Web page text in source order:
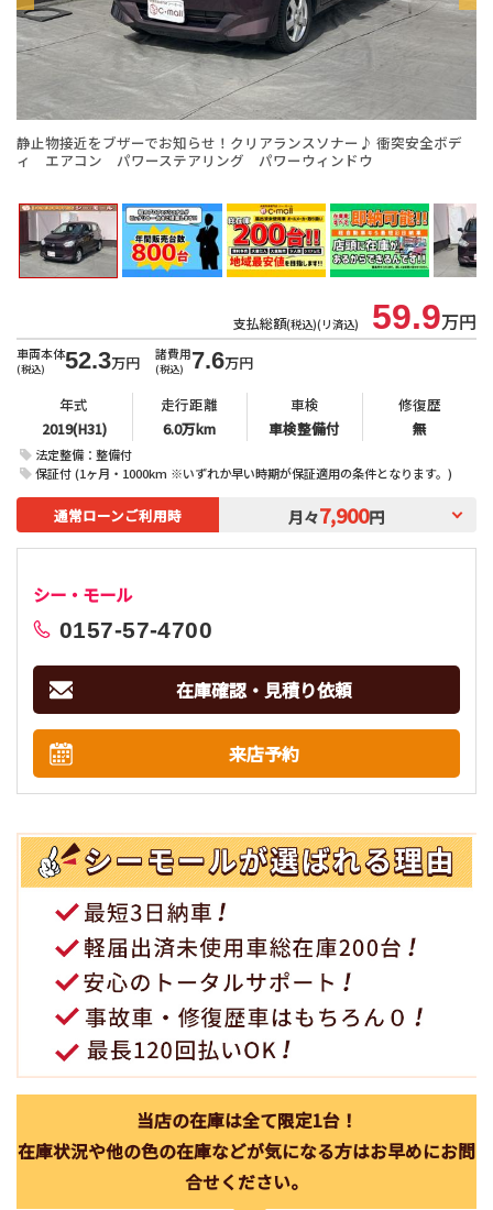
静止物接近をブザーでお知らせ！クリアランスソナー♪ 衝突安全ボデ
ィ エアコン パワーステアリング パワーウィンドウ
支払総額(税込)(リ済込) 59.9万円
車両本体
(税込) 52.3万円 諸費用
(税込) 7.6万円
法定整備：整備付
保証付 (1ヶ月・1000km ※いずれか早い時期が保証適用の条件となります。)
年式
2019(H31)
走行距離
6.0万km
車検
車検整備付
修復歴
無
通常ローンご利用時 月々7,900円
シー・モール
0157-57-4700
在庫確認・見積り依頼
来店予約
当店の在庫は全て限定1台！
在庫状況や他の色の在庫などが気になる方はお早めにお問
合せください。